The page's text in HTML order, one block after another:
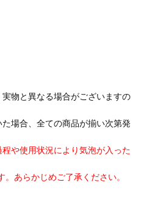
物と異なる場合がございますの
場合、全ての商品が揃い次第発
や使用状況により気泡が入った
あらかじめご了承ください。